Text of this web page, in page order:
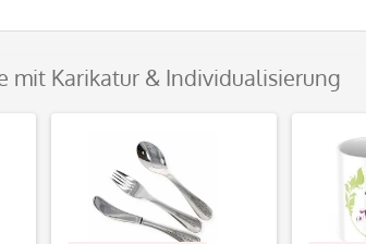
mit Karikatur & Individualisierung